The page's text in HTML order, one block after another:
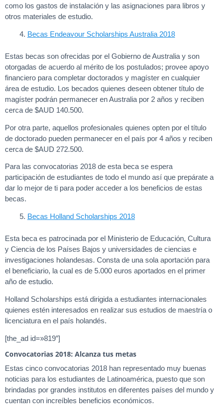
como los gastos de instalación y las asignaciones para libros y
otros materiales de estudio.
Becas Endeavour Scholarships Australia 2018
Estas becas son ofrecidas por el Gobierno de Australia y son
otorgadas de acuerdo al mérito de los postulados; provee apoyo
financiero para completar doctorados y magíster en cualquier
área de estudio. Los becados quienes deseen obtener título de
magíster podrán permanecer en Australia por 2 años y reciben
cerca de $AUD 140.500.
Por otra parte, aquellos profesionales quienes opten por el título
de doctorado pueden permanecer en el país por 4 años y reciben
cerca de $AUD 272.500.
Para las convocatorias 2018 de esta beca se espera
participación de estudiantes de todo el mundo así que prepárate a
dar lo mejor de ti para poder acceder a los beneficios de estas
becas.
Becas Holland Scholarships 2018
Esta beca es patrocinada por el Ministerio de Educación, Cultura
y Ciencia de los Países Bajos y universidades de ciencias e
investigaciones holandesas. Consta de una sola aportación para
el beneficiario, la cual es de 5.000 euros aportados en el primer
año de estudio.
Holland Scholarships está dirigida a estudiantes internacionales
quienes estén interesados en realizar sus estudios de maestría o
licenciatura en el país holandés.
[the_ad id=»819″]
Convocatorias 2018: Alcanza tus metas
Estas cinco convocatorias 2018 han representado muy buenas
noticias para los estudiantes de Latinoamérica, puesto que son
brindadas por grandes institutos en diferentes países del mundo y
cuentan con increíbles beneficios económicos.